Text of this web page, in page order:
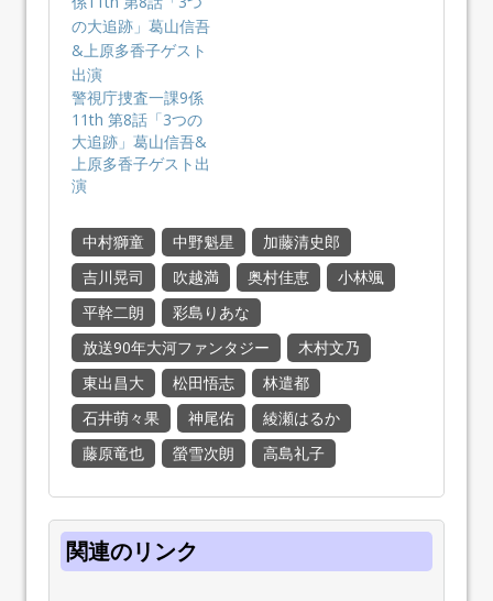
警視庁捜査一課9係
11th 第8話「3つの
大追跡」葛山信吾&
上原多香子ゲスト出
演
中村獅童 中野魁星
加藤清史郎
吉川晃司
吹越満 奥村佳恵
小林颯
平幹二朗
彩島りあな
放送90年大河ファンタジー
木村文乃
東出昌大
松田悟志
林遣都
石井萌々果
神尾佑
綾瀬はるか
藤原竜也
螢雪次朗 高島礼子
関連のリンク